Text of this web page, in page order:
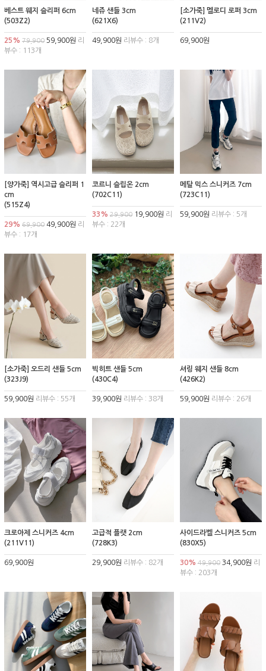
베스트 웨지 슬리퍼 6cm
(503Z2)
25% 79,900 59,900원 리
뷰수 : 113개
네쥬 샌들 3cm
(621X6)
49,900원 리뷰수 : 8개
[소가죽] 멜로디 로퍼 3cm
(211V2)
69,900원
[양가죽] 역시고급 슬리퍼 1
cm
(515Z4)
29% 69,900 49,900원 리
뷰수 : 17개
코르니 슬립온 2cm
(702C11)
33% 29,90019,900원 리
뷰수 : 22개
메탈 믹스 스니커즈 7cm
(723C11)
59,900원 리뷰수 : 5개
[소가죽] 오드리 샌들 5cm
(323J9)
59,900원 리뷰수 : 55개
빅히트 샌들 5cm
(430C4)
39,900원 리뷰수 : 38개
셔링 웨지 샌들 8cm
(426K2)
59,900원 리뷰수 : 26개
크로아제 스니커즈 4cm
(211V11)
69,900원
고급적 플랫 2cm
(728K3)
29,900원 리뷰수 : 82개
사이드라벨 스니커즈 5cm
(830X5)
30% 49,90034,900원 리
뷰수 : 203개